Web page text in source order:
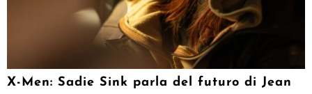
X-Men: Sadie Sink parla del futuro di Jean